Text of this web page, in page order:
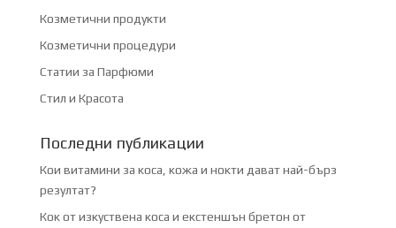
Козметични продукти
Козметични процедури
Статии за Парфюми
Стил и Красота
Последни публикации
Кои витамини за коса, кожа и нокти дават най-бърз
резултат?
Кок от изкуствена коса и екстеншън бретон от